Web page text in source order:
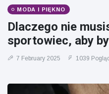
po odpaleniu
fajerwerków
z jadącego
samochodu
Poglądy
MODA I PIĘKNO
Dlaczego nie
sportowiec, aby
7 February 2025 1039